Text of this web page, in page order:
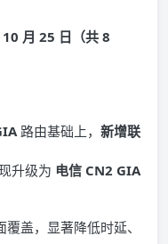
月 25 日（共 8
路由基础上， 新增联
升级为 电信 CN2 GIA
盖，显著降低时延、